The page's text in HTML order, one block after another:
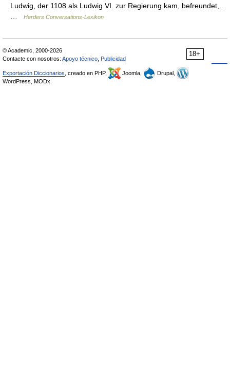
Ludwig, der 1108 als Ludwig VI. zur Regierung kam, befreundet,…
…
Herders Conversations-Lexikon
18+
© Academic, 2000-2026
Contacte con nosotros: Apoyo técnico Publicidad
Exportación Diccionarios , creado en PHP, Joomla,
Drupal,
WordPress, MODx.